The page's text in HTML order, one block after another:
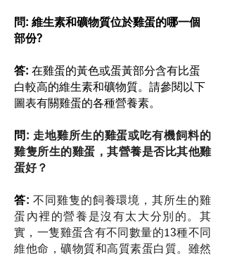
問: 維生素和礦物質位於雞蛋的哪一個
部份?
答: 在雞蛋的黃色或蛋黃部分含有比蛋
白較高的維生素和礦物質。請參閱以下
圖表有關雞蛋的各種營養素。
問 : 走地雞所生的雞蛋或吃有機飼料的
雞隻所生的雞蛋，其營養是否比其他雞
蛋好？
答: 不同雞隻的飼養環境，其所生的雞
蛋內裡的營養是沒有太大分別的。其
實，一隻雞蛋含有不同數量的13種不同
維他命，礦物質和高質素蛋白質。雖然